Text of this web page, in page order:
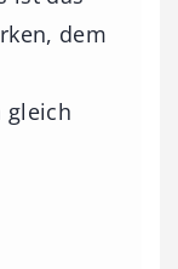
dem
gleich